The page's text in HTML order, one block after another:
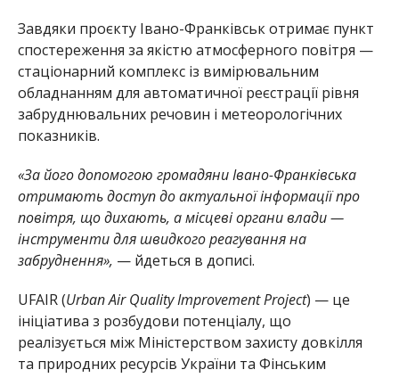
Завдяки проєкту Івано-Франківськ отримає пункт
спостереження за якістю атмосферного повітря —
стаціонарний комплекс із вимірювальним
обладнанням для автоматичної реєстрації рівня
забруднювальних речовин і метеорологічних
показників.
«За його допомогою громадяни Івано-Франківська
отримають доступ до актуальної інформації про
повітря, що дихають, а місцеві органи влади —
інструменти для швидкого реагування на
забруднення», — йдеться в дописі.
UFAIR (Urban Air Quality Improvement Project) — це
ініціатива з розбудови потенціалу, що
реалізується між Міністерством захисту довкілля
та природних ресурсів України та Фінським